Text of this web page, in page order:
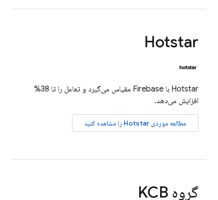
Hotstar
Hotstar با Firebase مقیاس می‌گیرد و تعامل را تا 38%
افزایش می‌دهد.
مطالعه موردی Hotstar را مشاهده کنید
گروه KCB